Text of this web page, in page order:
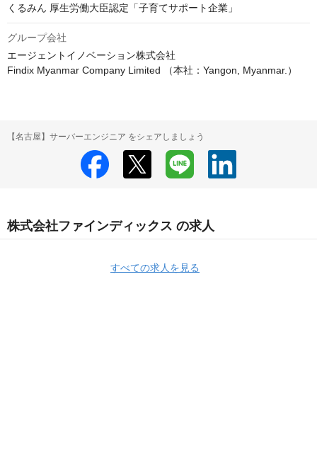
くるみん 厚生労働大臣認定「子育てサポート企業」
グループ会社
エージェントイノベーション株式会社
Findix Myanmar Company Limited （本社：Yangon, Myanmar.）
【名古屋】サーバーエンジニア をシェアしましょう
株式会社ファインディックス の求人
すべての求人を見る